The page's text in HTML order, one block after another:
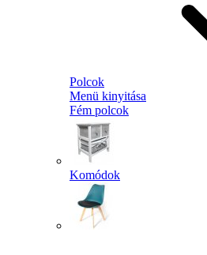
Polcok
Menü kinyitása
Fém polcok
Komódok